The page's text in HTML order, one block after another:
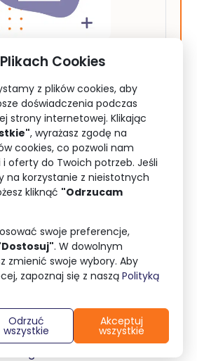
Cookies
z plików cookies, aby
doświadczenia podczas
strony internetowej. Klikając
, wyrażasz zgodę na
cookies, co pozwoli nam
oferty do Twoich potrzeb. Jeśli
na korzystanie z nieistotnych
kliknąć "Odrzucam
swoje preferencje,
. W dowolnym
zmienić swoje wybory. Aby
zapoznaj się z naszą Polityką
Odrzuć
wszystkie
Akceptuj
wszystkie
Instagramie
wszystko o kampaniach
gamę narzędzi
znanych jako Meta Ads.
aby poznać te reklamy
warto z nich
funkcje Meta
postów i planuj
z wyprzedzeniem.
crosspostując treści między